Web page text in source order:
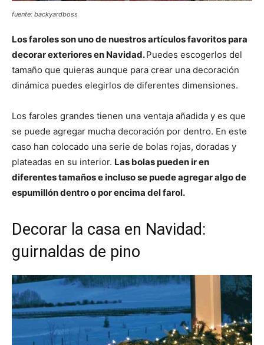
fuente: backyardboss
Los faroles son uno de nuestros artículos favoritos para
decorar exteriores en Navidad.Puedes escogerlos del
tamaño que quieras aunque para crear una decoración
dinámica puedes elegirlos de diferentes dimensiones.
Los faroles grandes tienen una ventaja añadida y es que
se puede agregar mucha decoración por dentro. En este
caso han colocado una serie de bolas rojas, doradas y
plateadas en su interior. Las bolas pueden ir en
diferentes tamaños e incluso se puede agregar algo de
espumillón dentro o por encima del farol.
Decorar la casa en Navidad:
guirnaldas de pino